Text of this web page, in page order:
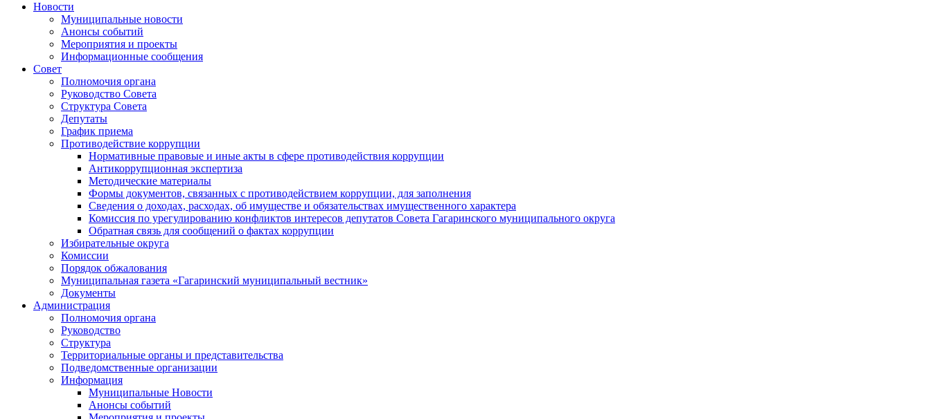
Новости
Муниципальные новости
Анонсы событий
Мероприятия и проекты
Информационные сообщения
Совет
Полномочия органа
Руководство Совета
Структура Совета
Депутаты
График приема
Противодействие коррупции
Нормативные правовые и иные акты в сфере противодействия коррупции
Антикоррупционная экспертиза
Методические материалы
Формы документов, связанных с противодействием коррупции, для заполнения
Сведения о доходах, расходах, об имуществе и обязательствах имущественного характера
Комиссия по урегулированию конфликтов интересов депутатов Совета Гагаринского муниципального округа
Обратная связь для сообщений о фактах коррупции
Избирательные округа
Комиссии
Порядок обжалования
Муниципальная газета «Гагаринский муниципальный вестник»
Документы
Администрация
Полномочия органа
Руководство
Структура
Территориальные органы и представительства
Подведомственные организации
Информация
Муниципальные Новости
Анонсы событий